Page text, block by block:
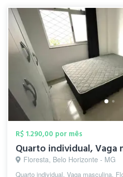
R$ 1.290,00 por mês
Quarto individual, Vaga
Floresta, Belo Horizonte - MG
Quarto individual, Vaga masculina,